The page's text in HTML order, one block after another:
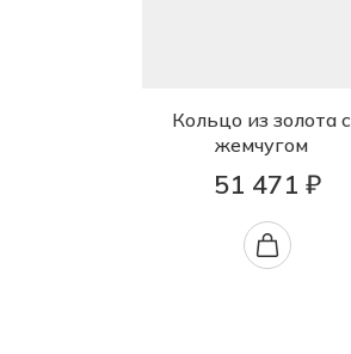
Кольцо из золота с
жемчугом
51 471 ₽